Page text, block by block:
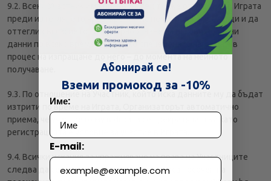
9.2. Всеки Участник има право да се откаже от участие в Играта
преди изтеглянето чрез жребий на печеливши Участници и да
оттегли съгласието си за обработване на неговите лични
данни по всяко време, освен ако спечелената награда е в
процес на изпращане до него – до момента на нейното
получаване.
9.3. По отношение на Участник, който иска данните му да бъдат
изтрити по време на Играта, Организаторът автоматично
приема, че участието му в Играта се прекратява, тъй като
регистрацията е условие за участие в Играта.
9.4. Всички искания за упражняване на права на Участниците
следва да се отправят чрез е-мейл адреса посочен на
Абонирай се!
Вземи промокод за -10%
Име:
E-mail: